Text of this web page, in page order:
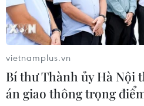
CƠ QUAN CHỦ QUẢN: THÔNG TẤN XÃ
Tổng Biên tập: TRẦN TIẾN
Phó Tổng Biên tập: NGUYỄN
vietnamplus.vn
Bí thư Thành ủy Hà Nội
án giao thông trọng